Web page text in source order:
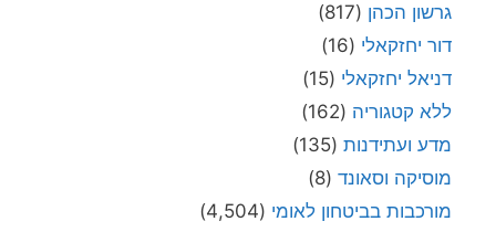
גרשון הכהן (817)
דור יחזקאלי (16)
דניאל יחזקאלי (15)
ללא קטגוריה (162)
מדע ועתידנות (135)
מוסיקה וסאונד (8)
מורכבות בביטחון לאומי (4,504)